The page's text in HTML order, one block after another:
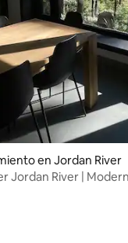
4.95 de 5, 226
en Jordan River
Jordan River |